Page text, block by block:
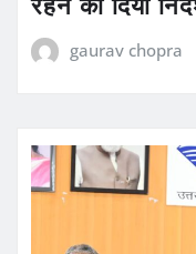
gaurav chopra